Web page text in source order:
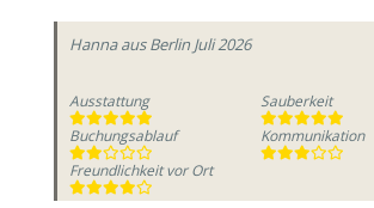
Hannaaus Berlin Juli 2026
Ausstattung
Sauberkeit
Buchungsablauf
Kommunikation
Freundlichkeit vor Ort